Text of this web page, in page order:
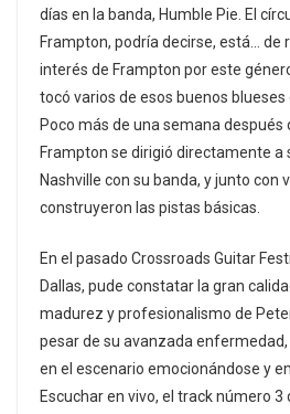
días en la banda, Humble Pie. El
Frampton, podría decirse, está… de
interés de Frampton por este
tocó varios de esos buenos blueses
Poco más de una semana después
Frampton se dirigió directamente a
Nashville con su banda, y junto con
construyeron las pistas básicas.
En el pasado Crossroads Guitar
Dallas, pude constatar la gran
madurez y profesionalismo de
pesar de su avanzada
en el escenario emocionándose y
Escuchar en vivo, el track número 3